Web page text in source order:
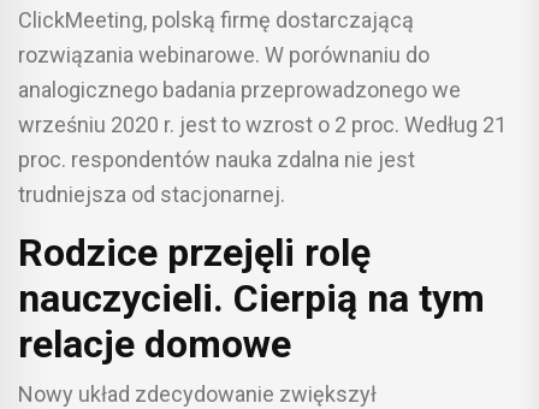
ClickMeeting, polską firmę dostarczającą
rozwiązania webinarowe. W porównaniu do
analogicznego badania przeprowadzonego we
wrześniu 2020 r. jest to wzrost o 2 proc. Według 21
proc. respondentów nauka zdalna nie jest
trudniejsza od stacjonarnej.
Rodzice przejęli rolę
nauczycieli. Cierpią na tym
relacje domowe
Nowy układ zdecydowanie zwiększył